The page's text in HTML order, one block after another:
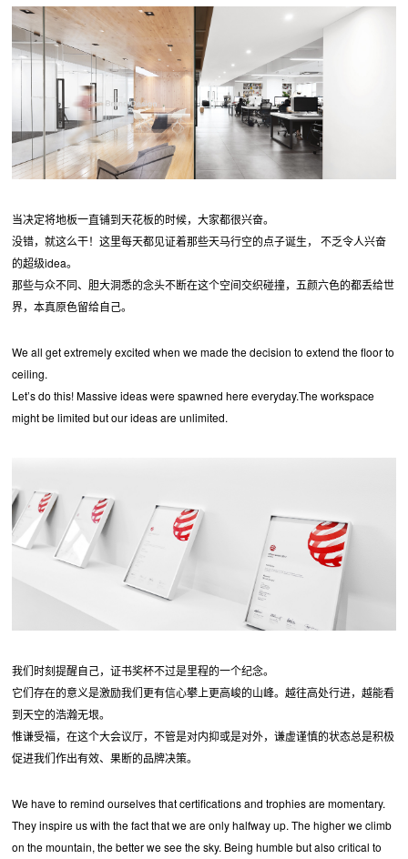
当决定将地板一直铺到天花板的时候，大家都很兴奋。
没错，就这么干！这里每天都见证着那些天马行空的点子诞生， 不乏令人兴奋
的超级idea。
那些与众不同、胆大洞悉的念头不断在这个空间交织碰撞，五颜六色的都丢给世
界，本真原色留给自己。
We all get extremely excited when we made the decision to extend the floor to
ceiling.
Let’s do this! Massive ideas were spawned here everyday.The workspace
might be limited but our ideas are unlimited.
我们时刻提醒自己，证书奖杯不过是里程的一个纪念。
它们存在的意义是激励我们更有信心攀上更高峻的山峰。越往高处行进，越能看
到天空的浩瀚无垠。
惟谦受福，在这个大会议厅，不管是对内抑或是对外，谦虚谨慎的状态总是积极
促进我们作出有效、果断的品牌决策。
We have to remind ourselves that certifications and trophies are momentary.
They inspire us with the fact that we are only halfway up. The higher we climb
on the mountain, the better we see the sky. Being humble but also critical to